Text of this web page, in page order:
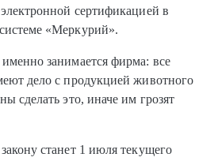
сертификацией в
«Меркурий».
занимается фирма: все
дело с продукцией животного
сделать это, иначе им грозят
станет 1 июля текущего